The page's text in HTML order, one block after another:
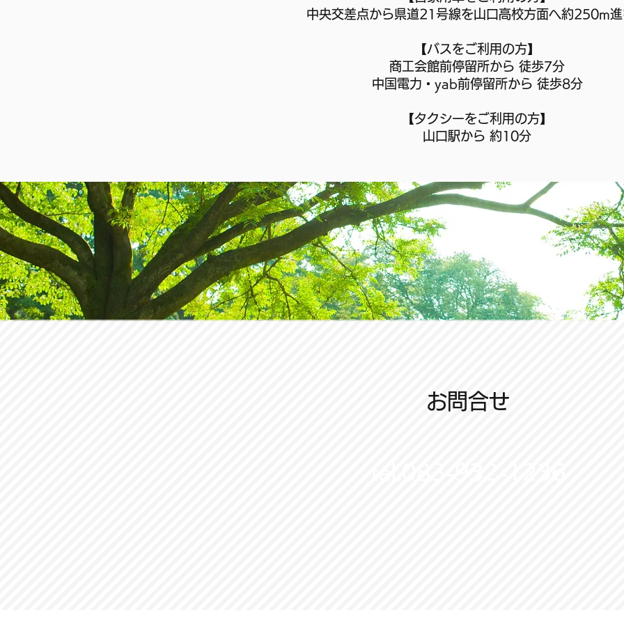
中央交差点から県道21号線を山口高校方面へ約250m
【バスをご利用の方】
商工会館前停留所から 徒歩7分
中国電力・yab前停留所から 徒歩8分
【タクシーをご利用の方】
山口駅から 約10分
お問合せ